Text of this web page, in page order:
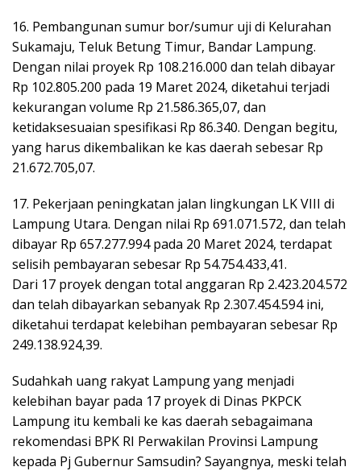
16. Pembangunan sumur bor/sumur uji di Kelurahan
Sukamaju, Teluk Betung Timur, Bandar Lampung.
Dengan nilai proyek Rp 108.216.000 dan telah dibayar
Rp 102.805.200 pada 19 Maret 2024, diketahui terjadi
kekurangan volume Rp 21.586.365,07, dan
ketidaksesuaian spesifikasi Rp 86.340. Dengan begitu,
yang harus dikembalikan ke kas daerah sebesar Rp
21.672.705,07.
17. Pekerjaan peningkatan jalan lingkungan LK VIII di
Lampung Utara. Dengan nilai Rp 691.071.572, dan telah
dibayar Rp 657.277.994 pada 20 Maret 2024, terdapat
selisih pembayaran sebesar Rp 54.754.433,41.
Dari 17 proyek dengan total anggaran Rp 2.423.204.572
dan telah dibayarkan sebanyak Rp 2.307.454.594 ini,
diketahui terdapat kelebihan pembayaran sebesar Rp
249.138.924,39.
Sudahkah uang rakyat Lampung yang menjadi
kelebihan bayar pada 17 proyek di Dinas PKPCK
Lampung itu kembali ke kas daerah sebagaimana
rekomendasi BPK RI Perwakilan Provinsi Lampung
kepada Pj Gubernur Samsudin? Sayangnya, meski telah